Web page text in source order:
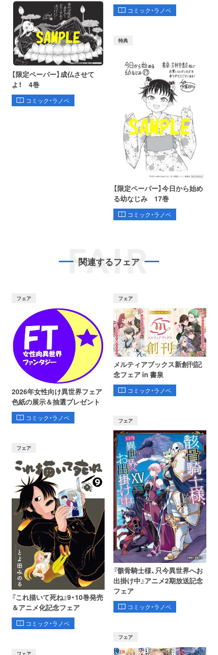
コミック・ラノベ
【限定ペーパー】成仏させて
よ！ 4巻
コミック・ラノベ
特典
【限定ペーパー】今日から始め
る幼なじみ 17巻
コミック・ラノベ
FAIR
関連するフェア
フェア
2026年女性向け異世界フェア
色紙の展示＆抽選プレゼント
コミック・ラノベ
フェア
メルティアブックス新創刊記
念フェア in 書泉
コミック・ラノベ
フェア
『これ描いて死ね』9・10巻発売
＆アニメ化記念フェア
コミック・ラノベ
フェア
『骸骨騎士様、只今異世界へお
出掛け中』アニメ2期放送記念
フェア
コミック・ラノベ
フェア
フェア